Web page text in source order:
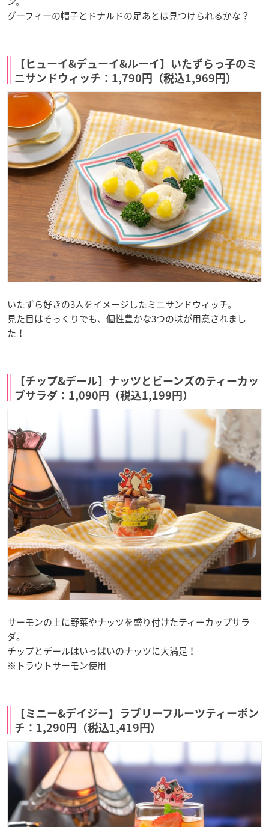
グーフィーの帽子とドナルドの足あとは見つけられるかな？
【ヒューイ&デューイ&ルーイ】いたずらっ子のミ
ニサンドウィッチ：1,790円（税込1,969円）
いたずら好きの3人をイメージしたミニサンドウィッチ。
見た目はそっくりでも、個性豊かな3つの味が用意されまし
た！
【チップ&デール】ナッツとビーンズのティーカッ
プサラダ：1,090円（税込1,199円）
サーモンの上に野菜やナッツを盛り付けたティーカップサラ
ダ。
チップとデールはいっぱいのナッツに大満足！
※トラウトサーモン使用
【ミニー&デイジー】ラブリーフルーツティーポン
チ：1,290円（税込1,419円）